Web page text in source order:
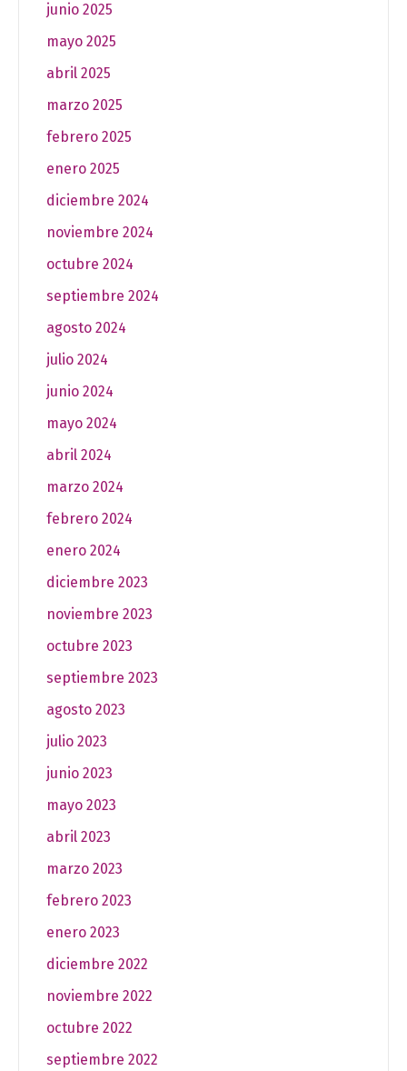
junio 2025
mayo 2025
abril 2025
marzo 2025
febrero 2025
enero 2025
diciembre 2024
noviembre 2024
octubre 2024
septiembre 2024
agosto 2024
julio 2024
junio 2024
mayo 2024
abril 2024
marzo 2024
febrero 2024
enero 2024
diciembre 2023
noviembre 2023
octubre 2023
septiembre 2023
agosto 2023
julio 2023
junio 2023
mayo 2023
abril 2023
marzo 2023
febrero 2023
enero 2023
diciembre 2022
noviembre 2022
octubre 2022
septiembre 2022